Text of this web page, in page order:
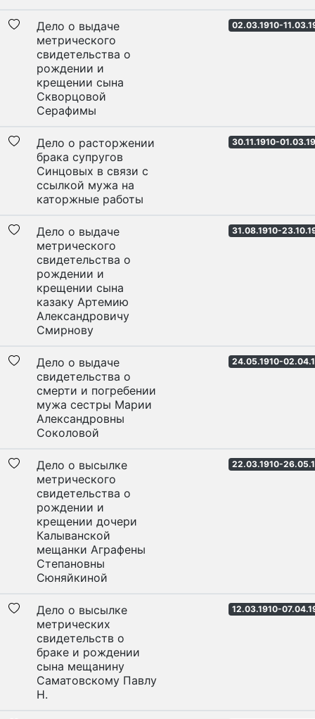
Дело о выдаче
метрического
свидетельства о
рождении и
крещении сына
Скворцовой
Серафимы
02.03.1910-
Дело о расторжении
брака супругов
Синцовых в связи с
ссылкой мужа на
каторжные работы
30.11.1910-
Дело о выдаче
метрического
свидетельства о
рождении и
крещении сына
казаку Артемию
Александровичу
Смирнову
31.08.1910-
Дело о выдаче
свидетельства о
смерти и погребении
мужа сестры Марии
Александровны
Соколовой
24.05.1910-
Дело о высылке
метрического
свидетельства о
рождении и
крещении дочери
Калыванской
мещанки Аграфены
Степановны
Сюняйкиной
22.03.1910-
Дело о высылке
метрических
свидетельств о
браке и рождении
сына мещанину
Саматовскому Павлу
Н.
12.03.1910-